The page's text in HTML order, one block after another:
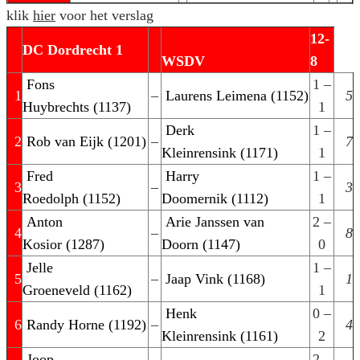
klik hier voor het verslag
DC Dordrecht 1
WSDV
12-
8
1
Fons
Huybrechts (1137)
– Laurens Leimena (1152)
1 –
1
5
2 Rob van Eijk (1201) –
Derk
Kleinrensink (1171)
1 –
1
7
3
Fred
Roedolph (1152)
–
Harry
Doomernik (1112)
1 –
1
3
4
Anton
Kosior (1287)
–
Arie Janssen van
Doorn (1147)
2 –
0
8
5
Jelle
Groeneveld (1162)
– Jaap Vink (1168)
1 –
1
1
6 Randy Horne (1192) –
Henk
Kleinrensink (1161)
0 –
2
4